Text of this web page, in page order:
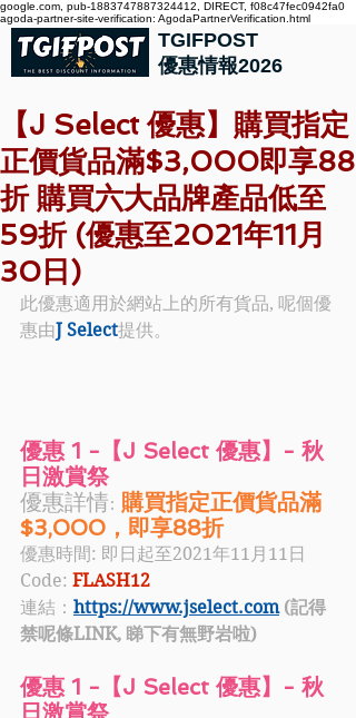
google.com, pub-1883747887324412, DIRECT, f08c47fec0942fa0
agoda-partner-site-verification: AgodaPartnerVerification.html
TGIFPOST
優惠情報2026
【J Select 優惠】購買指定
正價貨品滿$3,000即享88
折 購買六大品牌產品低至
59折 (優惠至2021年11月
30日)
此優惠適用於網站上的所有貨品, 呢個優
惠由J Select提供。
優惠 1 -【J Select 優惠】- 秋
日激賞祭
優惠詳情: 購買指定正價貨品滿
$3,000，即享88折
優惠時間: 即日起至2021年11月11日
Code: FLASH12
連結： https://www.jselect.com (記得
禁呢條LINK, 睇下有無野岩啦)
優惠 1 -【J Select 優惠】- 秋
日激賞祭